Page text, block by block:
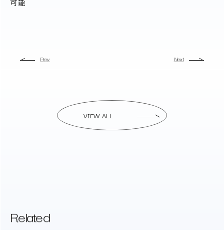
可能
Next
Prev
VIEW ALL
Related